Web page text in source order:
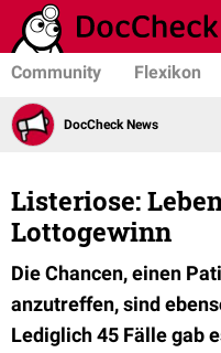
Community Flexikon
DocCheck News
Listeriose:
Lottogewinn
Die Chancen, einen
anzutreffen, sind
Lediglich 45 Fälle gab